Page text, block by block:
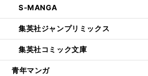
S-MANGA
集英社ジャンプリミックス
集英社コミック文庫
青年マンガ